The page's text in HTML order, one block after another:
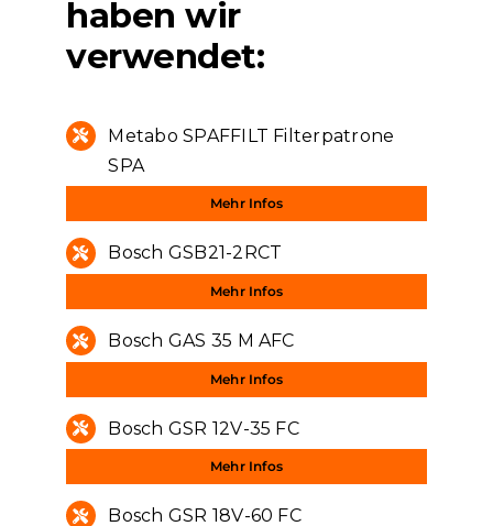
haben wir
verwendet:
Metabo SPAFFILT Filterpatrone
SPA
Mehr Infos
Bosch GSB21-2RCT
Mehr Infos
Bosch GAS 35 M AFC
Mehr Infos
Bosch GSR 12V-35 FC
Mehr Infos
Bosch GSR 18V-60 FC